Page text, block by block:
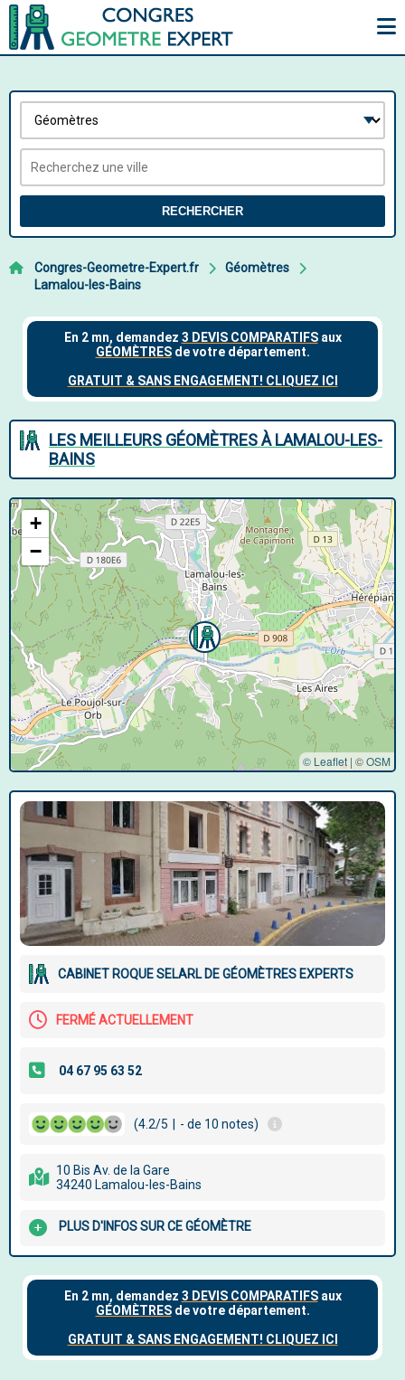
RECHERCHER
Congres-Geometre-Expert.fr
Géomètres
Lamalou-les-Bains
LES MEILLEURS GÉOMÈTRES À LAMALOU-LES-
BAINS
+
−
© Leaflet | ©OSM
CABINET ROQUE SELARL DE GÉOMÈTRES EXPERTS
FERMÉ ACTUELLEMENT
(4.2/5 - de 10 notes)
10 Bis Av. de la Gare
34240 Lamalou-les-Bains
PLUS D'INFOS SUR CE GÉOMÈTRE